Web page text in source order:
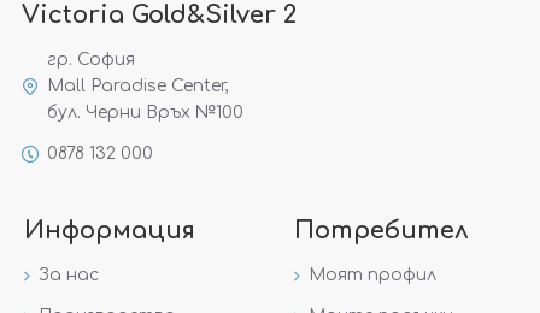
Victoria Gold&Silver 2
гр. София
Mall Paradise Center,
бул. Черни Връх №100
0878 132 000
Информация
За нас
Потребител
Моят профил